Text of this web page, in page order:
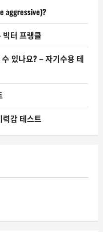
aggressive)?
터 프랭클
있나요? – 자기수용 테
감 테스트